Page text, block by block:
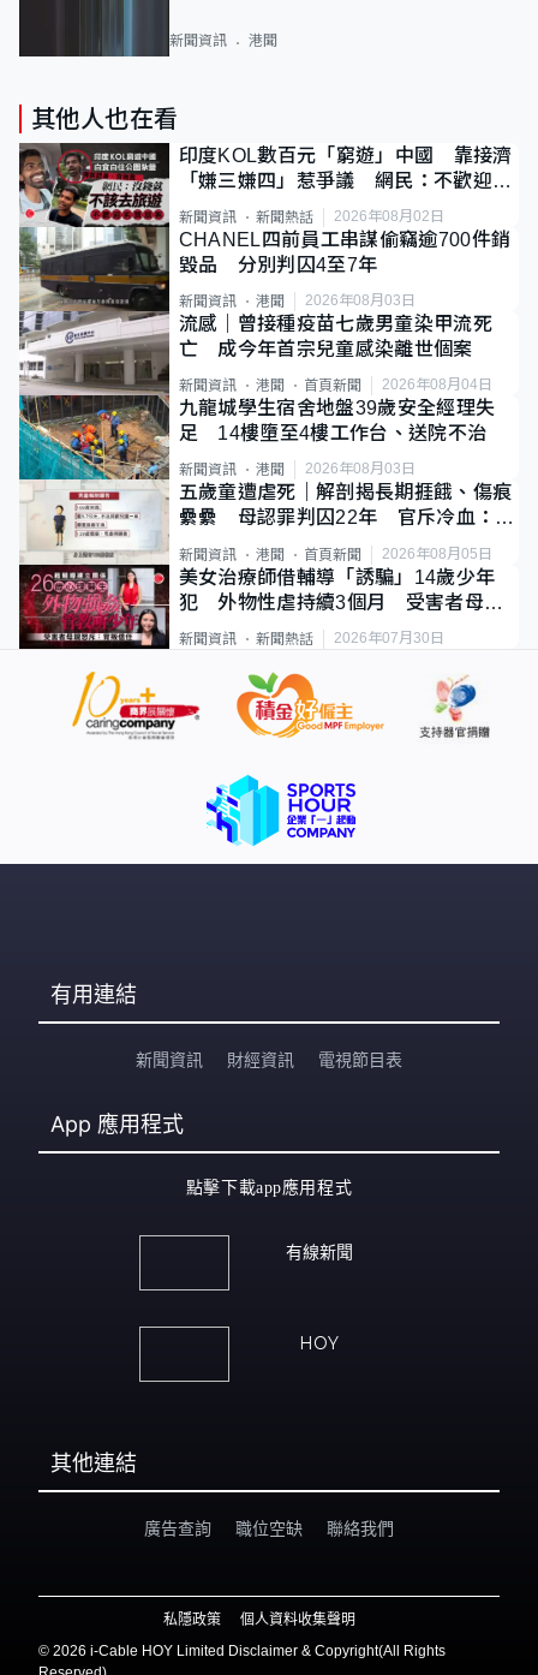
新聞資訊 港聞
其他人也在看
印度KOL數百元「窮遊」中國 靠接濟
「嫌三嫌四」惹爭議 網民：不歡迎劣
質旅客
新聞資訊 新聞熱話 2026年08月02日
CHANEL四前員工串謀偷竊逾700件銷
毀品 分別判囚4至7年
新聞資訊 港聞 2026年08月03日
流感｜曾接種疫苗七歲男童染甲流死
亡 成今年首宗兒童感染離世個案
新聞資訊 港聞 首頁新聞 2026年08月04日
九龍城學生宿舍地盤39歲安全經理失
足 14樓墮至4樓工作台、送院不治
新聞資訊 港聞 2026年08月03日
五歲童遭虐死｜解剖揭長期捱餓、傷痕
纍纍 母認罪判囚22年 官斥冷血：同
類案最惡劣
新聞資訊 港聞 首頁新聞 2026年08月05日
美女治療師借輔導「誘騙」14歲少年
犯 外物性虐持續3個月 受害者母：
要保護其他人
新聞資訊 新聞熱話 2026年07月30日
有用連結
新聞資訊 財經資訊 電視節目表
App 應用程式
點擊下載app應用程式
有線新聞
HOY
其他連結
廣告查詢 職位空缺 聯絡我們
私隱政策
個人資料收集聲明
© 2026 i-Cable HOY Limited Disclaimer & Copyright(All Rights